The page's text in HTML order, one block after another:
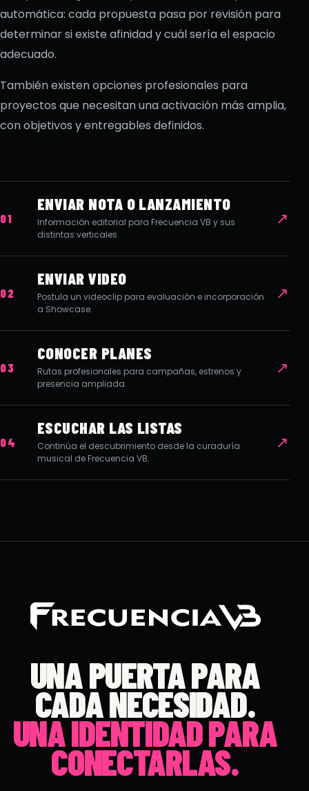
automática: cada propuesta pasa por revisión para
determinar si existe afinidad y cuál sería el espacio
adecuado.
También existen opciones profesionales para
proyectos que necesitan una activación más amplia,
con objetivos y entregables definidos.
01
ENVIAR NOTA O LANZAMIENTO
Información editorial para Frecuencia VB y sus
distintas verticales.
↗
02
ENVIAR VIDEO
Postula un videoclip para evaluación e incorporación
a Showcase.
↗
03
CONOCER PLANES
Rutas profesionales para campañas, estrenos y
presencia ampliada.
↗
04
ESCUCHAR LAS LISTAS
Continúa el descubrimiento desde la curaduría
musical de Frecuencia VB.
↗
UNA PUERTA PARA
CADA NECESIDAD.
UNA IDENTIDAD PARA
CONECTARLAS.